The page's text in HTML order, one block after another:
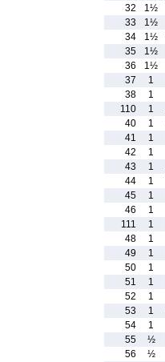
32
1½
33
1½
34
1½
35
1½
36
1½
37
1
38
1
110
1
40
1
41
1
42
1
43
1
44
1
45
1
46
1
111
1
48
1
49
1
50
1
51
1
52
1
53
1
54
1
55
½
56
½